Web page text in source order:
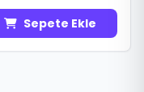
Sepete Ekle